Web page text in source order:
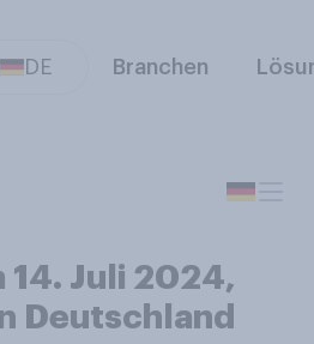
DE Branchen
14. Juli 2024,
Deutschland